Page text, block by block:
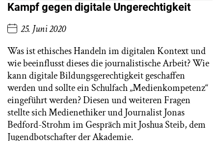
Kampf gegen digitale Ungerechtigkeit
25. Juni 2020
Was ist ethisches Handeln im digitalen Kontext und
wie beeinflusst dieses die journalistische Arbeit? Wie
kann digitale Bildungsgerechtigkeit geschaffen
werden und sollte ein Schulfach „Medienkompetenz“
eingeführt werden? Diesen und weiteren Fragen
stellte sich Medienethiker und Journalist Jonas
Bedford-Strohm im Gespräch mit Joshua Steib, dem
Jugendbotschafter der Akademie.